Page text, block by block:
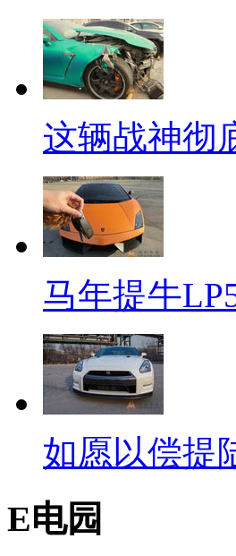
这辆战神彻
马年提牛
如愿以偿提
E电园